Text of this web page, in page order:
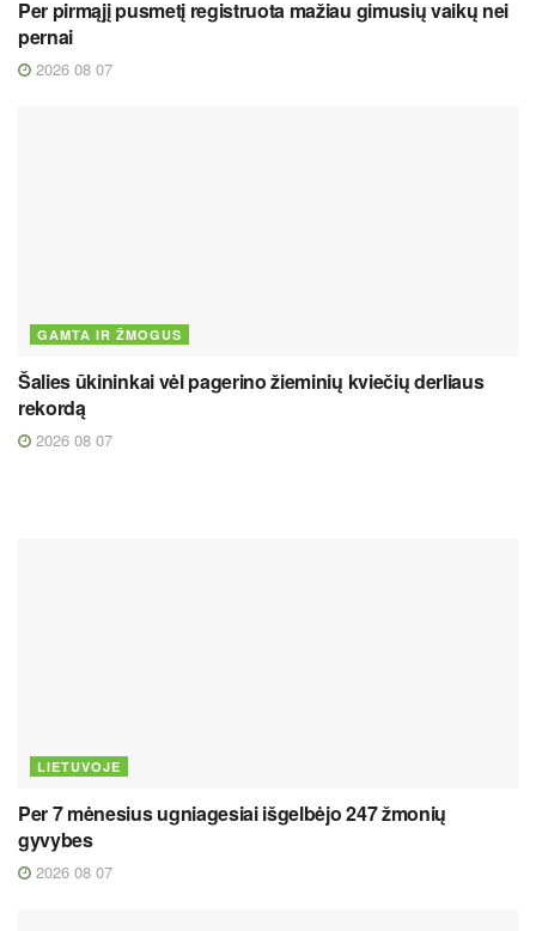
Per pirmąjį pusmetį registruota mažiau gimusių vaikų nei
pernai
2026 08 07
GAMTA IR ŽMOGUS
Šalies ūkininkai vėl pagerino žieminių kviečių derliaus
rekordą
2026 08 07
LIETUVOJE
Per 7 mėnesius ugniagesiai išgelbėjo 247 žmonių
gyvybes
2026 08 07